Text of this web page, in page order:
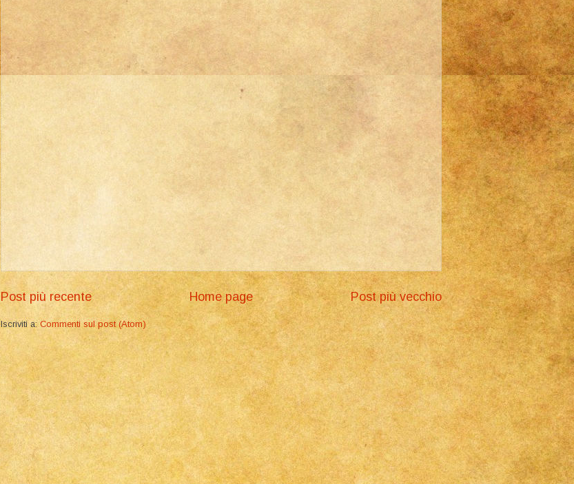
Post più recente Post più vecchio
Home page
Iscriviti a:Commenti sul post (Atom)